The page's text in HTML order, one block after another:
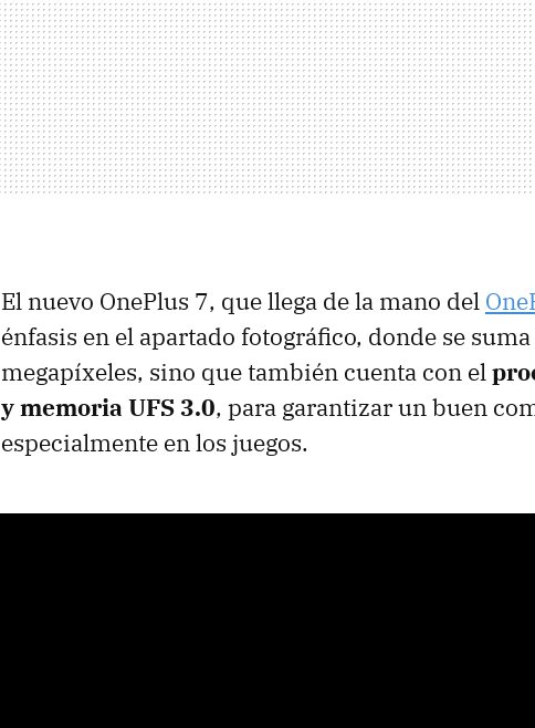
El nuevo OnePlus 7, que llega de la mano del
énfasis en el apartado fotográfico, donde se
megapíxeles, sino que también cuenta con el
y memoria UFS 3.0, para garantizar un buen
especialmente en los juegos.